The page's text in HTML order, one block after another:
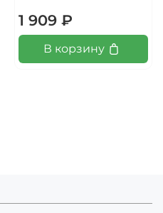
1 909 ₽
В корзину